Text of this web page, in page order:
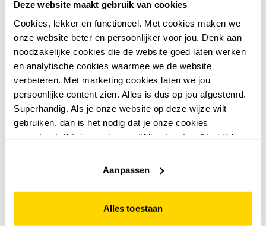
Deze website maakt gebruik van cookies
Cookies, lekker en functioneel. Met cookies maken we
onze website beter en persoonlijker voor jou. Denk aan
noodzakelijke cookies die de website goed laten werken
en analytische cookies waarmee we de website
verbeteren. Met marketing cookies laten we jou
persoonlijke content zien. Alles is dus op jou afgestemd.
Superhandig. Als je onze website op deze wijze wilt
gebruiken, dan is het nodig dat je onze cookies
accepteert. Dit doe je door op "Alles toestaan" te klikken.
website niet optimaal functioneert.
Aanpassen
Alles toestaan
5,0
Ecco
ECCO Gruuv Lite W
Limestone leren dames
5,0
Hush Puppies
Hush Puppies dames
bio slippers champagne